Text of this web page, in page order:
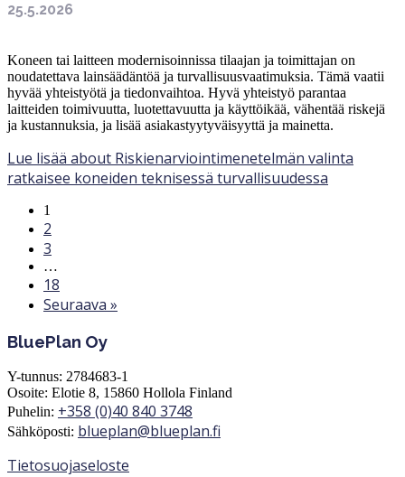
25.5.2026
Koneen tai laitteen modernisoinnissa tilaajan ja toimittajan on
noudatettava lainsäädäntöä ja turvallisuusvaatimuksia. Tämä vaatii
hyvää yhteistyötä ja tiedonvaihtoa. Hyvä yhteistyö parantaa
laitteiden toimivuutta, luotettavuutta ja käyttöikää, vähentää riskejä
ja kustannuksia, ja lisää asiakastyytyväisyyttä ja mainetta.
Lue lisää about Riskienarviointimenetelmän valinta
ratkaisee koneiden teknisessä turvallisuudessa
1
2
3
…
18
Seuraava »
BluePlan Oy
Y-tunnus: 2784683-1
Osoite: Elotie 8, 15860 Hollola Finland
Puhelin: +358 (0)40 840 3748
Sähköposti: blueplan@blueplan.fi
Tietosuojaseloste